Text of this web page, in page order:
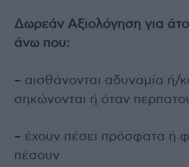
Δωρεάν Αξιολόγηση για
άνω που:
– αισθάνονται αδυναμία ή/
σηκώνονται ή όταν
– έχουν πέσει πρόσφατα ή
πέσουν